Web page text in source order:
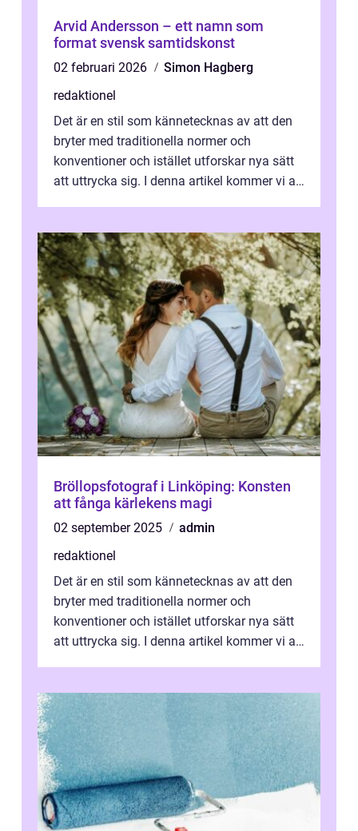
Arvid Andersson – ett namn som
format svensk samtidskonst
02 februari 2026
Simon Hagberg
redaktionel
Det är en stil som kännetecknas av att den
bryter med traditionella normer och
konventioner och istället utforskar nya sätt
att uttrycka sig. I denna artikel kommer vi att
Bröllopsfotograf i Linköping: Konsten
att fånga kärlekens magi
02 september 2025
admin
redaktionel
Det är en stil som kännetecknas av att den
bryter med traditionella normer och
konventioner och istället utforskar nya sätt
att uttrycka sig. I denna artikel kommer vi att